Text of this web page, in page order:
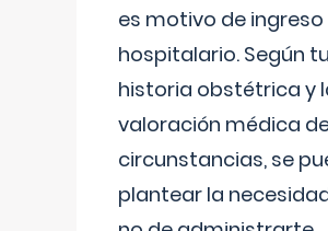
es motivo de ingreso
hospitalario. Según tu
historia obstétrica y
valoración médica
circunstancias, se
plantear la